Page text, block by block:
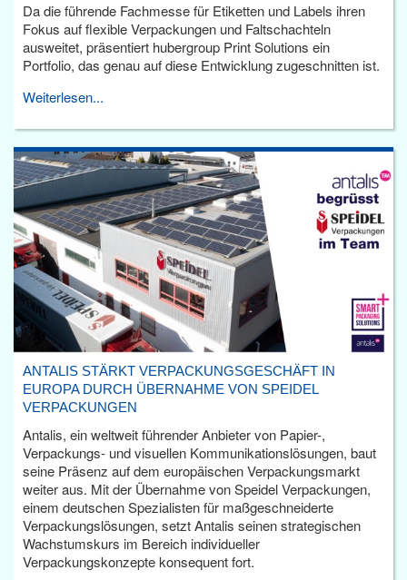
Da die führende Fachmesse für Etiketten und Labels ihren
Fokus auf flexible Verpackungen und Faltschachteln
ausweitet, präsentiert hubergroup Print Solutions ein
Portfolio, das genau auf diese Entwicklung zugeschnitten ist.
Weiterlesen...
ANTALIS STÄRKT VERPACKUNGSGESCHÄFT IN
EUROPA DURCH ÜBERNAHME VON SPEIDEL
VERPACKUNGEN
Antalis, ein weltweit führender Anbieter von Papier-,
Verpackungs- und visuellen Kommunikationslösungen, baut
seine Präsenz auf dem europäischen Verpackungsmarkt
weiter aus. Mit der Übernahme von Speidel Verpackungen,
einem deutschen Spezialisten für maßgeschneiderte
Verpackungslösungen, setzt Antalis seinen strategischen
Wachstumskurs im Bereich individueller
Verpackungskonzepte konsequent fort.